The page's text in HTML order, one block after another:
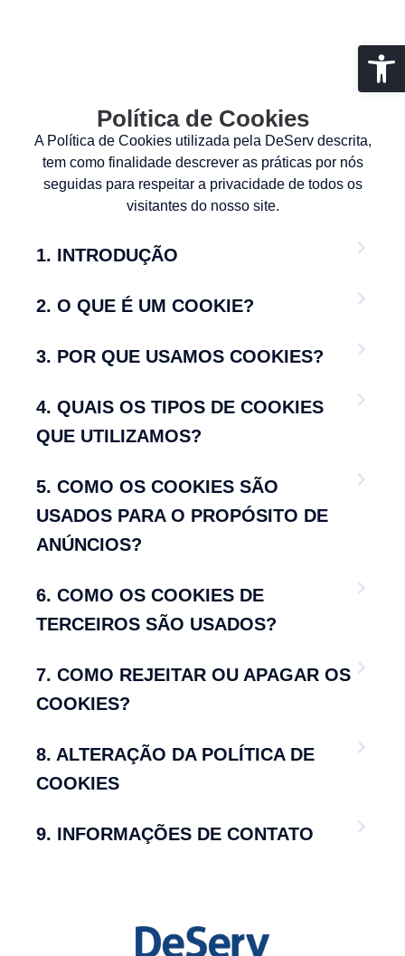
Política de Cookies
A Política de Cookies utilizada pela DeServ descrita,
tem como finalidade descrever as práticas por nós
seguidas para respeitar a privacidade de todos os
visitantes do nosso site.
1. INTRODUÇÃO
2. O QUE É UM COOKIE?
3. POR QUE USAMOS COOKIES?
4. QUAIS OS TIPOS DE COOKIES
QUE UTILIZAMOS?
5. COMO OS COOKIES SÃO
USADOS PARA O PROPÓSITO DE
ANÚNCIOS?
6. COMO OS COOKIES DE
TERCEIROS SÃO USADOS?
7. COMO REJEITAR OU APAGAR OS
COOKIES?
8. ALTERAÇÃO DA POLÍTICA DE
COOKIES
9. INFORMAÇÕES DE CONTATO
Abrir